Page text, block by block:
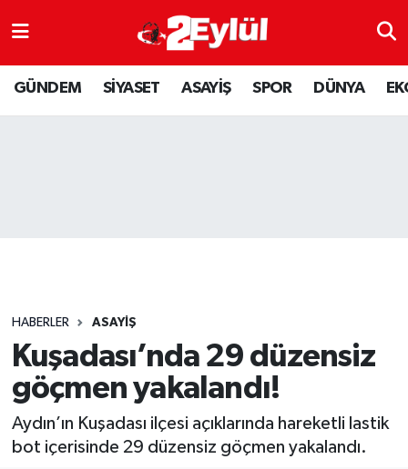
GÜNDEM SİYASET ASAYİŞ SPOR DÜNYA
HABERLER ASAYİŞ
Kuşadası’nda 29 düzensiz
göçmen yakalandı!
Aydın’ın Kuşadası ilçesi açıklarında hareketli lastik
bot içerisinde 29 düzensiz göçmen yakalandı.
ASAYİŞ
DÜNYA
SPOR
YAŞAM
Nöbetçi Eczaneler
Hava Durumu
Son Dakika Haberleri
Haber Arşivi